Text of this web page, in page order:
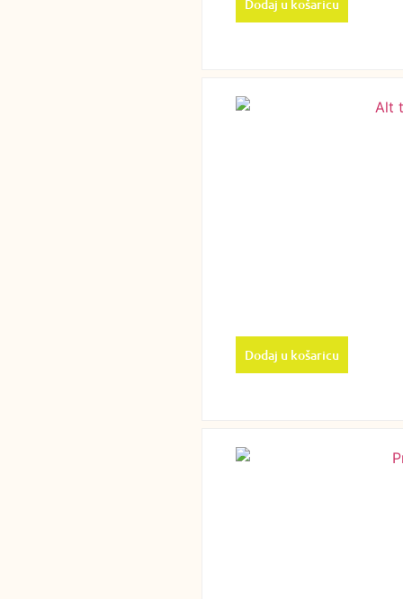
Dodaj u košaricu
Dodaj u košaricu